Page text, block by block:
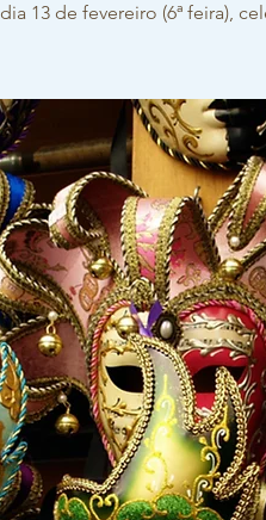
13 de fevereiro (6ª feira),